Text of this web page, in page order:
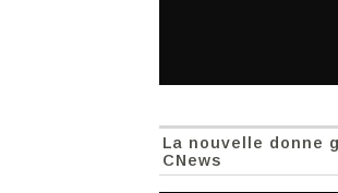
La nouvelle donne
CNews